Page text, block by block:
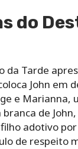
da Tarde
John em
e Marianna,
de
adotivo
de respeito